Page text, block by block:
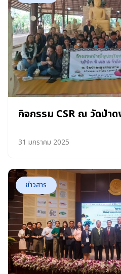
กิจกรรม CSR ณ วัดป่า
31 มกราคม 2025
ข่าวสาร